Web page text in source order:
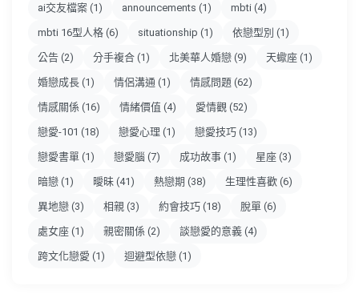
ai交友檔案 (1) announcements (1) mbti (4)
mbti 16型人格 (6) situationship (1) 依戀型別 (1)
公告 (2) 分手複合 (1) 北美華人婚戀 (9) 天蠍座 (1)
婚戀成長 (1) 情侶溝通 (1) 情感問題 (62)
情感關係 (16) 情緒價值 (4) 愛情觀 (52)
戀愛-101 (18) 戀愛心理 (1) 戀愛技巧 (13)
戀愛書單 (1) 戀愛腦 (7) 成功故事 (1) 星座 (3)
暗戀 (1) 曖昧 (41) 熱戀期 (38) 生理性喜歡 (6)
異地戀 (3) 相親 (3) 約會技巧 (18) 脫單 (6)
處女座 (1) 親密關係 (2) 談戀愛的意義 (4)
跨文化戀愛 (1) 迴避型依戀 (1)